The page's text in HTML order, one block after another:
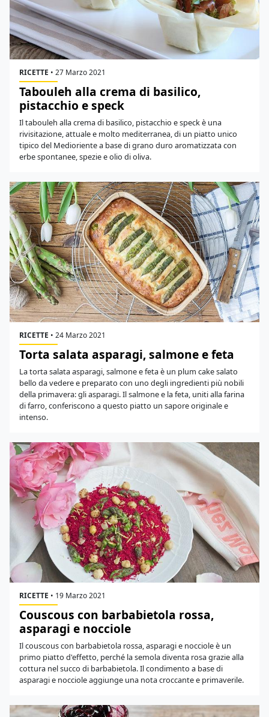
RICETTE • 27 Marzo 2021
Tabouleh alla crema di basilico,
pistacchio e speck
Il tabouleh alla crema di basilico, pistacchio e speck è una
rivisitazione, attuale e molto mediterranea, di un piatto unico
tipico del Medioriente a base di grano duro aromatizzata con
erbe spontanee, spezie e olio di oliva.
RICETTE • 24 Marzo 2021
Torta salata asparagi, salmone e feta
La torta salata asparagi, salmone e feta è un plum cake salato
bello da vedere e preparato con uno degli ingredienti più nobili
della primavera: gli asparagi. Il salmone e la feta, uniti alla farina
di farro, conferiscono a questo piatto un sapore originale e
intenso.
RICETTE • 19 Marzo 2021
Couscous con barbabietola rossa,
asparagi e nocciole
Il couscous con barbabietola rossa, asparagi e nocciole è un
primo piatto d'effetto, perché la semola diventa rosa grazie alla
cottura nel succo di barbabietola. Il condimento a base di
asparagi e nocciole aggiunge una nota croccante e primaverile.